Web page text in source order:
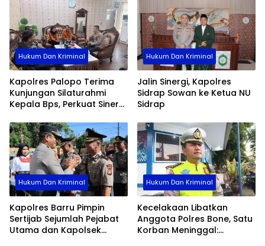
Hukum Dan Kriminal
Kapolres Palopo Terima
Kunjungan Silaturahmi
Kepala Bps, Perkuat Sinergi
Hukum Dan Kriminal
Jalin Sinergi, Kapolres
Sidrap Sowan ke Ketua NU
Sidrap
Hukum Dan Kriminal
Kapolres Barru Pimpin
Sertijab Sejumlah Pejabat
Utama dan Kapolsek
Hukum Dan Kriminal
Kecelakaan Libatkan
Anggota Polres Bone, Satu
Korban Meninggal: